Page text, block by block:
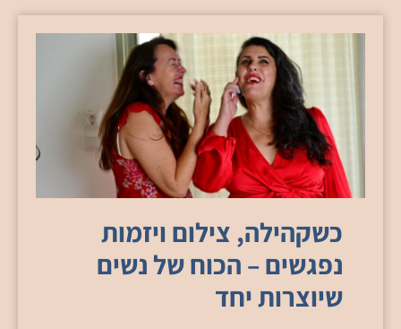
כשקהילה, צילום ויזמות
נפגשים – הכוח של נשים
שיוצרות יחד